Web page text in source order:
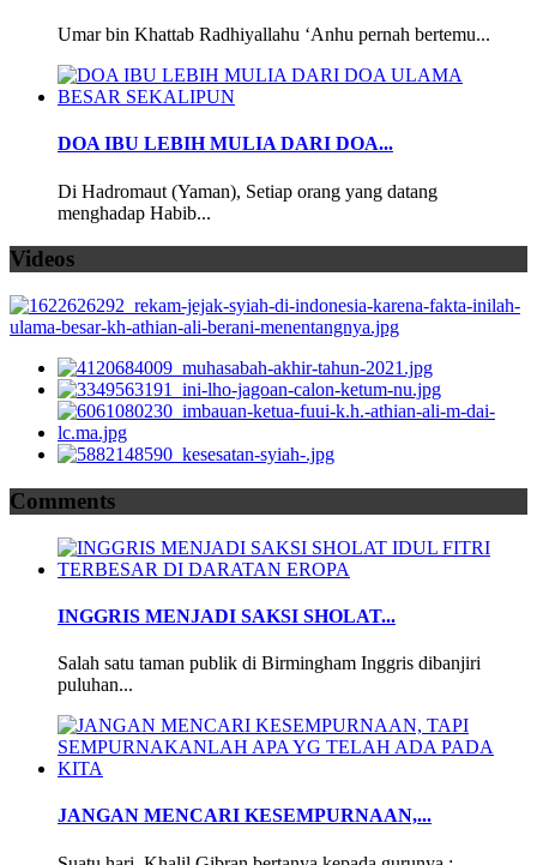
Umar bin Khattab Radhiyallahu ‘Anhu pernah bertemu...
DOA IBU LEBIH MULIA DARI DOA...
Di Hadromaut (Yaman), Setiap orang yang datang
menghadap Habib...
Videos
Comments
INGGRIS MENJADI SAKSI SHOLAT...
Salah satu taman publik di Birmingham Inggris dibanjiri
puluhan...
JANGAN MENCARI KESEMPURNAAN,...